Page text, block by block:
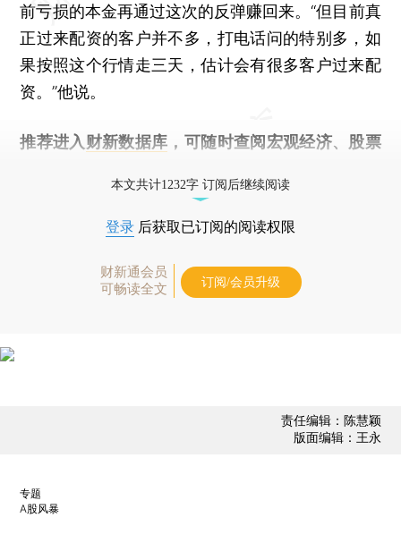
前亏损的本金再通过这次的反弹赚回来。“但目前真
正过来配资的客户并不多，打电话问的特别多，如
果按照这个行情走三天，估计会有很多客户过来配
资。”他说。
推荐进入 财新数据库 ，可随时查阅宏观经济、股票
本文共计1232字 订阅后继续阅读
登录 后获取已订阅的阅读权限
财新通会员
可畅读全文
订阅/会员升级
责任编辑：陈慧颖
版面编辑：王永
专题
A股风暴